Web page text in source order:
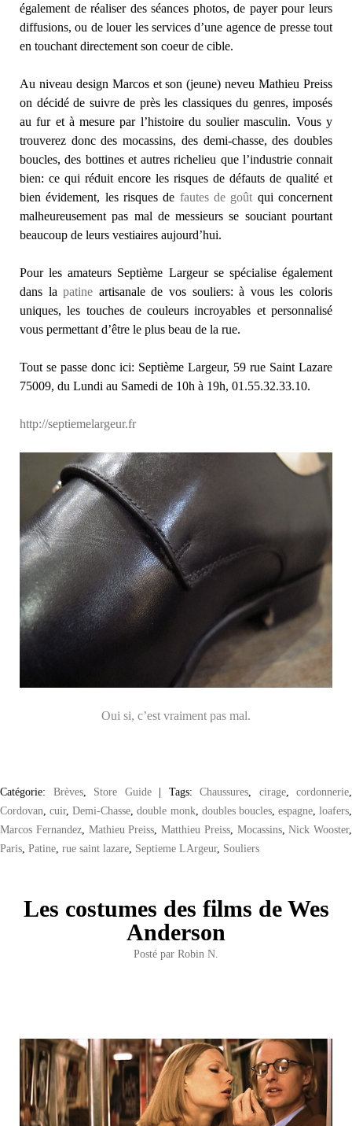
également de réaliser des séances photos, de payer pour leurs
diffusions, ou de louer les services d’une agence de presse tout
en touchant directement son coeur de cible.
Au niveau design Marcos et son (jeune) neveu Mathieu Preiss
on décidé de suivre de près les classiques du genres, imposés
au fur et à mesure par l’histoire du soulier masculin. Vous y
trouverez donc des mocassins, des demi-chasse, des doubles
boucles, des bottines et autres richelieu que l’industrie connait
bien: ce qui réduit encore les risques de défauts de qualité et
bien évidement, les risques de fautes de goût qui concernent
malheureusement pas mal de messieurs se souciant pourtant
beaucoup de leurs vestiaires aujourd’hui.
Pour les amateurs Septième Largeur se spécialise également
dans lapatine artisanale de vos souliers: à vous les coloris
uniques, les touches de couleurs incroyables et personnalisé
vous permettant d’être le plus beau de la rue.
Tout se passe donc ici: Septième Largeur, 59 rue Saint Lazare
75009, du Lundi au Samedi de 10h à 19h, 01.55.32.33.10.
http://septiemelargeur.fr
Oui si, c’est vraiment pas mal.
Catégorie: Brèves, Store Guide | Tags: Chaussures cirage, cordonnerie
Cordovan ,cuir,Demi-Chasse ,double monk, doubles boucles, espagne, loafers
Marcos Fernandez, Mathieu Preiss Matthieu Preiss, Mocassins,Nick Wooster,
Paris Patine rue saint lazare Septieme LArgeur, Souliers
Les costumes des films de Wes
Anderson
Posté par Robin N.